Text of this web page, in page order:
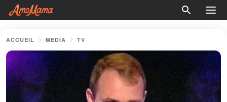
ACCUEIL MEDIA TV